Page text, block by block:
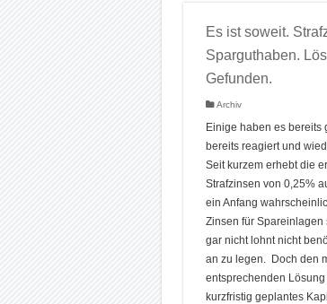
Es ist soweit.
Sparguthaben.
Gefunden.
Archiv
Einige haben es bereits
bereits reagiert und
Seit kurzem erhebt die
Strafzinsen von 0,25%
ein Anfang
Zinsen für Spareinlagen
gar nicht lohnt nicht
an zu legen. Doch den
entsprechenden
kurzfristig geplantes